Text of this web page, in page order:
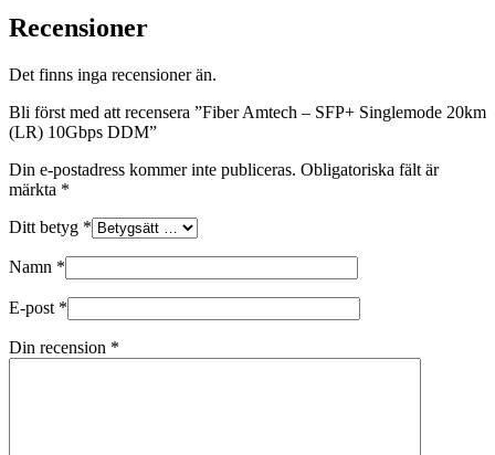
Recensioner
Det finns inga recensioner än.
Bli först med att recensera ”Fiber Amtech – SFP+ Singlemode 20km
(LR) 10Gbps DDM”
Din e-postadress kommer inte publiceras. Obligatoriska fält är
märkta *
Ditt betyg *
Namn *
E-post *
Din recension *